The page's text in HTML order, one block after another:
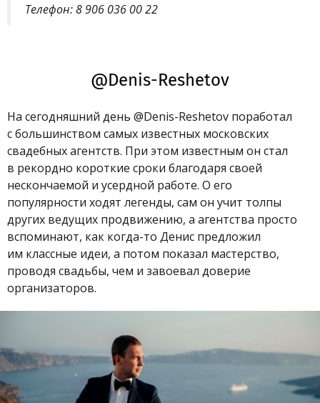
Телефон: 8 906 036 00 22
@Denis-Reshetov
На сегодняшний день @Denis-Reshetov поработал
с большинством самых известных московских
свадебных агентств. При этом известным он стал
в рекордно короткие сроки благодаря своей
нескончаемой и усердной работе. О его
популярности ходят легенды, сам он учит толпы
других ведущих продвижению, а агентства просто
вспоминают, как когда-то Денис предложил
им классные идеи, а потом показал мастерство,
проводя свадьбы, чем и завоевал доверие
организаторов.